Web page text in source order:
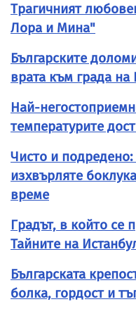
Трагичният
Лора и Мина"
Българските
врата към града на
Най-
температурите
Чисто и
изхвърляте
време
Градът, в който се
Тайните на
Българската
болка, гордост и